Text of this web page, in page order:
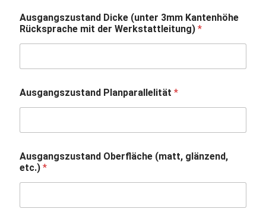
t
a
n
K
n
e
h
h
e
Ausgangszustand Dicke (unter 3mm Kantenhöhe
Rücksprache mit der Werkstattleitung) *
Ausgangszustand Planparallelität *
Ausgangszustand Oberfläche (matt, glänzend,
etc.) *